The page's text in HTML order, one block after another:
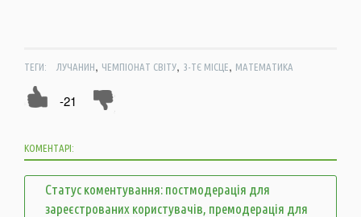
ТЕГИ: ЛУЧАНИН, ЧЕМПІОНАТ СВІТУ, 3-ТЄ МІСЦЕ, МАТЕМАТИКА
-21
КОМЕНТАРІ:
Статус коментування: постмодерація для
зареєстрованих користувачів, премодерація для